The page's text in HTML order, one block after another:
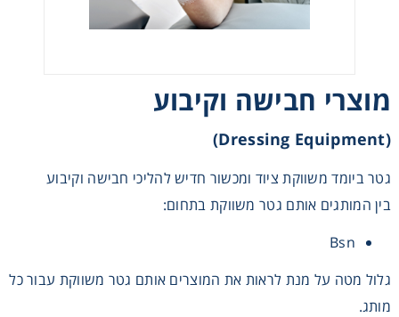
מוצרי חבישה וקיבוע
(Dressing Equipment)
גטר ביומד משווקת ציוד ומכשור חדיש להליכי חבישה וקיבוע
בין המותגים אותם גטר משווקת בתחום:
Bsn
גלול מטה על מנת לראות את המוצרים אותם גטר משווקת עבור כל
מותג.
Instrumentation
Microscopy
Pumps
Sample Preparation
Shaking & Stirring
Storage